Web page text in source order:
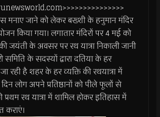
मनाए जाने को लेकर बख्शी के हनुमान मंदिर
किया गया। लगातार मंदिरों पर 4 मई को
की जयंती के अवसर पर रथ यात्रा निकाली जानी
समिति के सदस्यों द्वारा दतिया के हर
रही है शहर के हर व्यक्ति की रथयात्रा में
दिन लोग अपने प्रतिष्ठानों को पीले फूलों से
रथ यात्रा में शामिल होकर इतिहास में
कराएं।